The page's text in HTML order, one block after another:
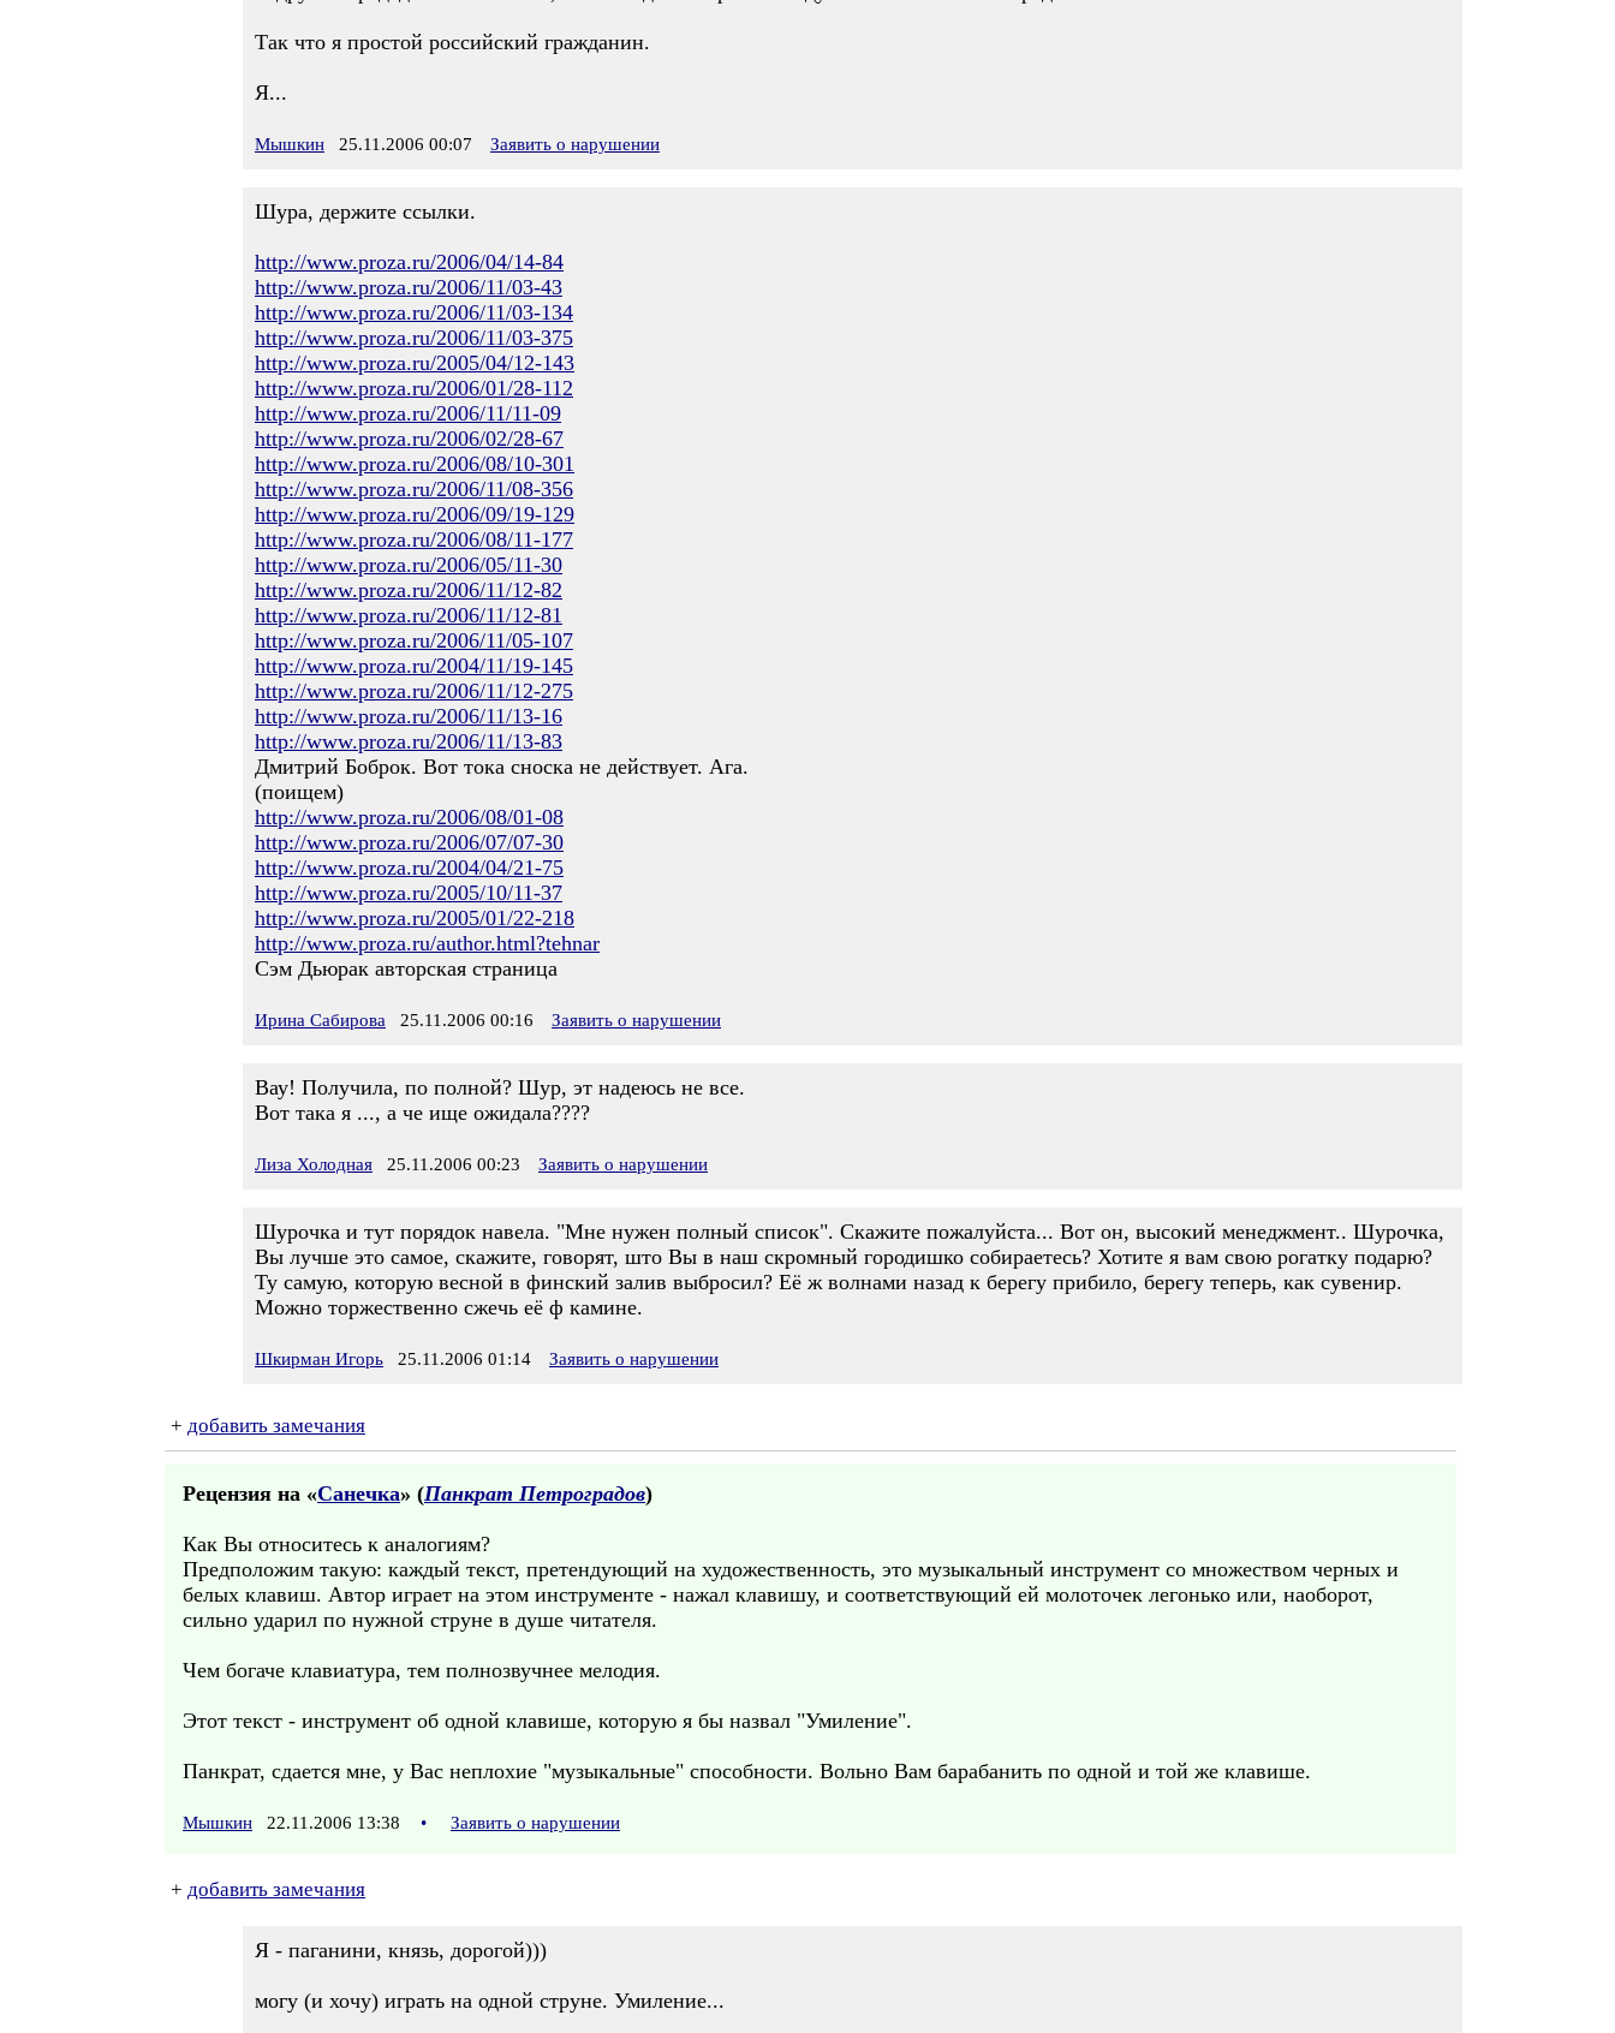
Так что я простой российский гражданин.
Я...
Мышкин 25.11.2006 00:07 Заявить о нарушении
Шура, держите ссылки.
http://www.proza.ru/2006/04/14-84
http://www.proza.ru/2006/11/03-43
http://www.proza.ru/2006/11/03-134
http://www.proza.ru/2006/11/03-375
http://www.proza.ru/2005/04/12-143
http://www.proza.ru/2006/01/28-112
http://www.proza.ru/2006/11/11-09
http://www.proza.ru/2006/02/28-67
http://www.proza.ru/2006/08/10-301
http://www.proza.ru/2006/11/08-356
http://www.proza.ru/2006/09/19-129
http://www.proza.ru/2006/08/11-177
http://www.proza.ru/2006/05/11-30
http://www.proza.ru/2006/11/12-82
http://www.proza.ru/2006/11/12-81
http://www.proza.ru/2006/11/05-107
http://www.proza.ru/2004/11/19-145
http://www.proza.ru/2006/11/12-275
http://www.proza.ru/2006/11/13-16
http://www.proza.ru/2006/11/13-83
Дмитрий Боброк. Вот тока сноска не действует. Ага.
(поищем)
http://www.proza.ru/2006/08/01-08
http://www.proza.ru/2006/07/07-30
http://www.proza.ru/2004/04/21-75
http://www.proza.ru/2005/10/11-37
http://www.proza.ru/2005/01/22-218
http://www.proza.ru/author.html?tehnar
Сэм Дьюрак авторская страница
Ирина Сабирова 25.11.2006 00:16 Заявить о нарушении
Вау! Получила, по полной? Шур, эт надеюсь не все.
Вот така я ..., а че ище ожидала????
Лиза Холодная 25.11.2006 00:23 Заявить о нарушении
Шурочка и тут порядок навела. "Мне нужен полный список". Скажите пожалуйста... Вот он, высокий менеджмент.. Шурочка,
Вы лучше это самое, скажите, говорят, што Вы в наш скромный городишко собираетесь? Хотите я вам свою рогатку подарю?
Ту самую, которую весной в финский залив выбросил? Её ж волнами назад к берегу прибило, берегу теперь, как сувенир.
Можно торжественно сжечь её ф камине.
Шкирман Игорь 25.11.2006 01:14 Заявить о нарушении
+ добавить замечания
Рецензия на «Санечка» (Панкрат Петроградов)
Как Вы относитесь к аналогиям?
Предположим такую: каждый текст, претендующий на художественность, это музыкальный инструмент со множеством черных и
белых клавиш. Автор играет на этом инструменте - нажал клавишу, и соответствующий ей молоточек легонько или, наоборот,
сильно ударил по нужной струне в душе читателя.
Чем богаче клавиатура, тем полнозвучнее мелодия.
Этот текст - инструмент об одной клавише, которую я бы назвал "Умиление".
Панкрат, сдается мне, у Вас неплохие "музыкальные" способности. Вольно Вам барабанить по одной и той же клавише.
Мышкин 22.11.2006 13:38 • Заявить о нарушении
+ добавить замечания
Я - паганини, князь, дорогой)))
могу (и хочу) играть на одной струне. Умиление...